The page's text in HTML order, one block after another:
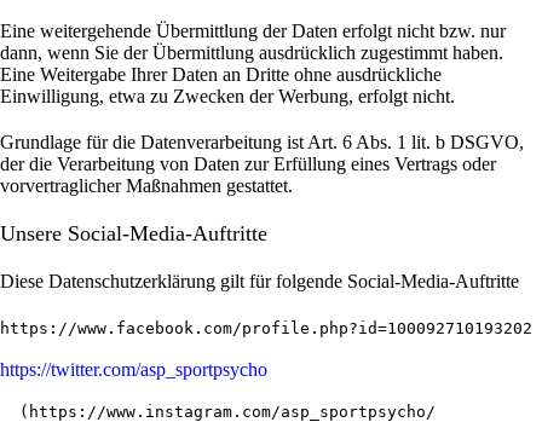
Eine weitergehende Übermittlung der Daten erfolgt nicht bzw. nur
dann, wenn Sie der Übermittlung ausdrücklich zugestimmt haben.
Eine Weitergabe Ihrer Daten an Dritte ohne ausdrückliche
Einwilligung, etwa zu Zwecken der Werbung, erfolgt nicht.
Grundlage für die Datenverarbeitung ist Art. 6 Abs. 1 lit. b DSGVO,
der die Verarbeitung von Daten zur Erfüllung eines Vertrags oder
vorvertraglicher Maßnahmen gestattet.
Unsere Social-Media-Auftritte
Diese Datenschutzerklärung gilt für folgende Social-Media-Auftritte
https://www.facebook.com/profile.php?id=100092710193202
https://twitter.com/asp_sportpsycho
  (
https://www.instagram.com/asp_sportpsycho/